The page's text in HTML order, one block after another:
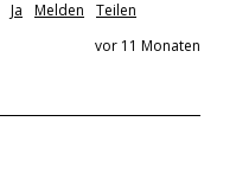
Ja Melden
Teilen
vor 11 Monaten